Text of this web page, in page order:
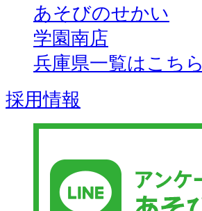
あそびのせかい
学園南店
兵庫県一覧はこちら
採用情報